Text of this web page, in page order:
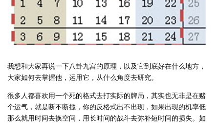
我想和大家再说一下八卦九宫的原理，以及它到底好在什么地方，
大家如何去掌握他，运用它，从什么角度去研究。
很多人都喜欢用一个死的格式去打实际的牌局，其实也无非是在赌
个运气，就是断不断揽，你的反格式出不出现，如果出现的机率低
那么就用时间去换空间，用长时间的战斗去弥补短时间的损失。如